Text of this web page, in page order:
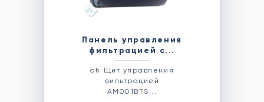
Панель управления
фильтрацией с...
ah Щит управления
фильтрацией
AM001BTS...